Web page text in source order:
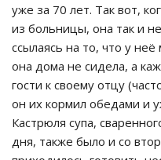
уже за 70 лет. Так вот,
из больницы, она так и
ссылаясь на то, что у неё
она дома не сидела, а
гости к своему отцу
он их кормил обедами и
Кастрюля супа,
дня, также было и со